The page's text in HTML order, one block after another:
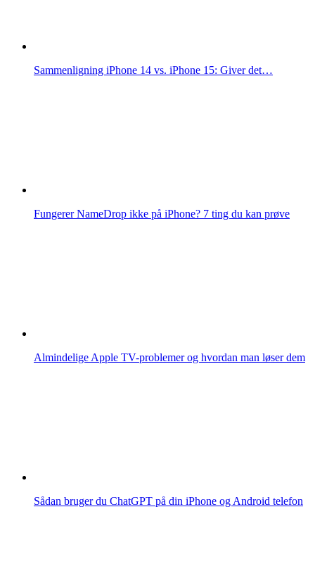
Sammenligning iPhone 14 vs. iPhone 15: Giver det…
Fungerer NameDrop ikke på iPhone? 7 ting du kan prøve
Almindelige Apple TV-problemer og hvordan man løser dem
Sådan bruger du ChatGPT på din iPhone og Android telefon